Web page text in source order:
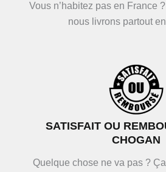
Vous n’habitez pas en France
nous livrons partout
SATISFAIT OU
CHOGAN
Quelque chose ne va pas ?